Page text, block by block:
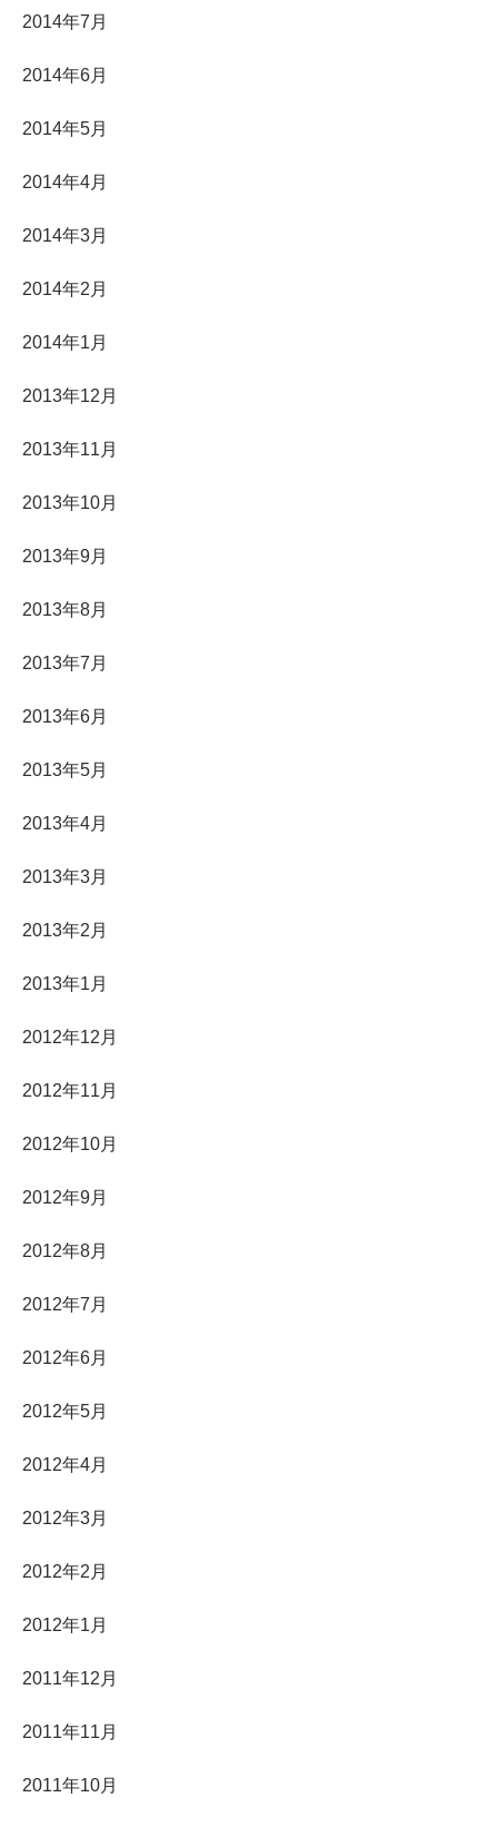
2014年7月
2014年6月
2014年5月
2014年4月
2014年3月
2014年2月
2014年1月
2013年12月
2013年11月
2013年10月
2013年9月
2013年8月
2013年7月
2013年6月
2013年5月
2013年4月
2013年3月
2013年2月
2013年1月
2012年12月
2012年11月
2012年10月
2012年9月
2012年8月
2012年7月
2012年6月
2012年5月
2012年4月
2012年3月
2012年2月
2012年1月
2011年12月
2011年11月
2011年10月